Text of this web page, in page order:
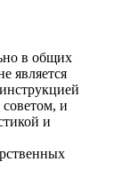
в общих
является
и
и